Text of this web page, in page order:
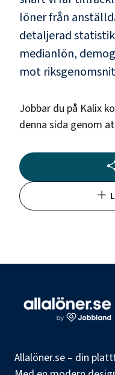
löner från
detaljerad
medianlön,
mot
Jobbar du på Kalix
denna sida genom
Allalöner.se – din